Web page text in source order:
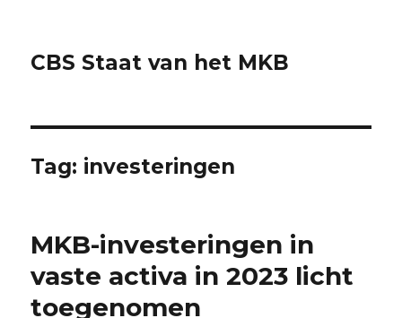
CBS Staat van het MKB
Tag: investeringen
MKB-investeringen in
vaste activa in 2023 licht
toegenomen